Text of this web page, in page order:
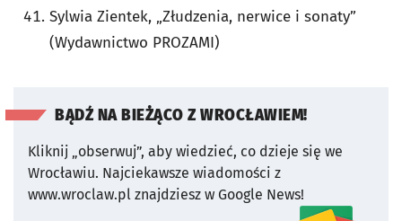
Sylwia Zientek, „Złudzenia, nerwice i sonaty”
(Wydawnictwo PROZAMI)
BĄDŹ NA BIEŻĄCO Z WROCŁAWIEM!
Kliknij „obserwuj”, aby wiedzieć, co dzieje się we
Wrocławiu. Najciekawsze wiadomości z
www.wroclaw.pl znajdziesz w Google News!